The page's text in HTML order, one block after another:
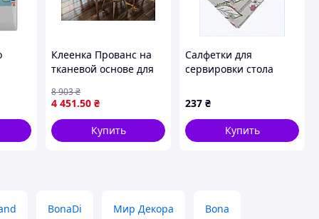
Клеенка Прованс на
тканевой основе для
прочная и
водоотталкивающая
4 451.50 ₴
8 903₴
Купить
Салфетки для
сервировки стола
шт 9C01M581T8
237 ₴
Купить
BonaDi Мир Декора Bona